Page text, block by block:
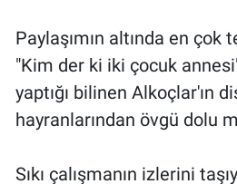
Paylaşımın altında en çok
"Kim der ki iki çocuk
yaptığı bilinen Alkoçlar'ın
hayranlarından övgü dolu
Sıkı çalışmanın izlerini